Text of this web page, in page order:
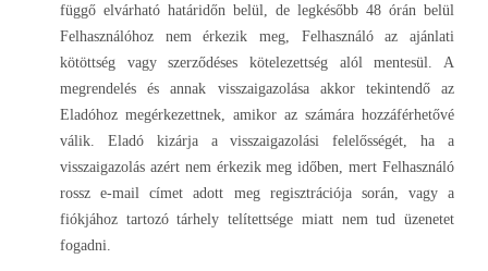
függő elvárható határidőn belül, de legkésőbb 48 órán belül
Felhasználóhoz nem érkezik meg, Felhasználó az ajánlati
kötöttség vagy szerződéses kötelezettség alól mentesül. A
megrendelés és annak visszaigazolása akkor tekintendő az
Eladóhoz megérkezettnek, amikor az számára hozzáférhetővé
válik. Eladó kizárja a visszaigazolási felelősségét, ha a
visszaigazolás azért nem érkezik meg időben, mert Felhasználó
rossz e-mail címet adott meg regisztrációja során, vagy a
fiókjához tartozó tárhely telítettsége miatt nem tud üzenetet
fogadni.